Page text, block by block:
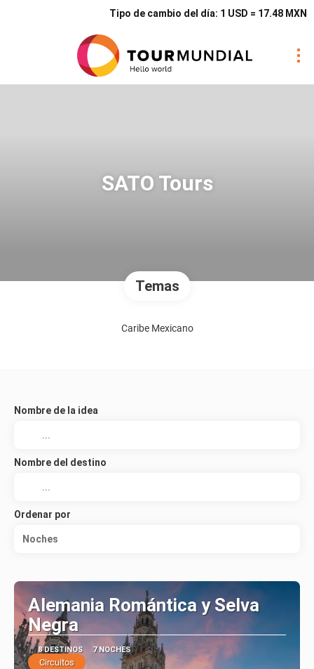
Tipo de cambio del día: 1 USD = 17.48 MXN
SATO Tours
Temas
Caribe Mexicano
Nombre de la idea
Nombre del destino
Ordenar por
Noches
Alemania Romántica y Selva
Negra
8 DESTINOS 7 NOCHES
Circuitos